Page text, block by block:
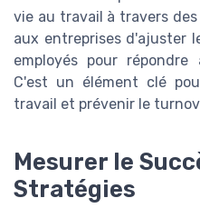
vie au travail à travers
aux entreprises d'ajuster
employés pour
C'est un élément clé
travail et prévenir le
Mesurer le
Stratégies